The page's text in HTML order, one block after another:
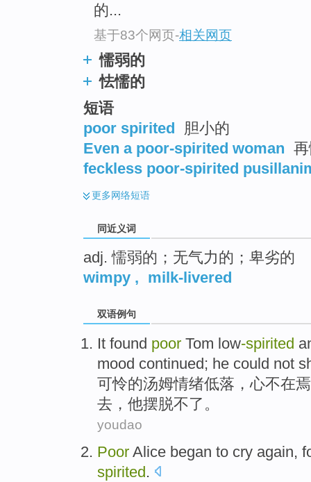
的...
基于83个网页-相关网页
懦弱的
怯懦的
短语
poor spirited
胆小的
Even a poor-spirited woman
feckless poor-spirited
更多网络短语
同近义词
adj. 懦弱的；无气力的；卑劣的
wimpy , milk-livered
双语例句
It found poor Tom low-spirited
mood continued; he could not
可怜的汤姆情绪低落 ，心不在焉
去 ， 他摆脱不了。
youdao
Poor Alice began to cry again,
spirited.